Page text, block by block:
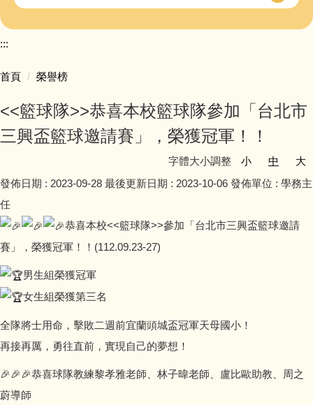
:::
首頁 榮譽榜
<<籃球隊>>恭喜本校籃球隊參加「台北市
三興盃籃球邀請賽」，榮獲冠軍！！
字體大小調整 小 中
大
發佈日期 : 2023-09-28 最後更新日期 : 2023-10-06 發佈單位 : 學務主
任
恭喜本校<<籃球隊>>參加「台北市三興盃籃球邀請
賽」，榮獲冠軍！！(112.09.23-27)
男生組榮獲冠軍
女生組榮獲第三名
全隊將士用命，擊敗二週前宜蘭頭城盃冠軍天母國小！
再接再厲，勇往直前，實現自己的夢想！
🎉🎉🎉恭喜球隊教練黎孝雅老師、林子暐老師、盧比歐助教、周之
蔚導師